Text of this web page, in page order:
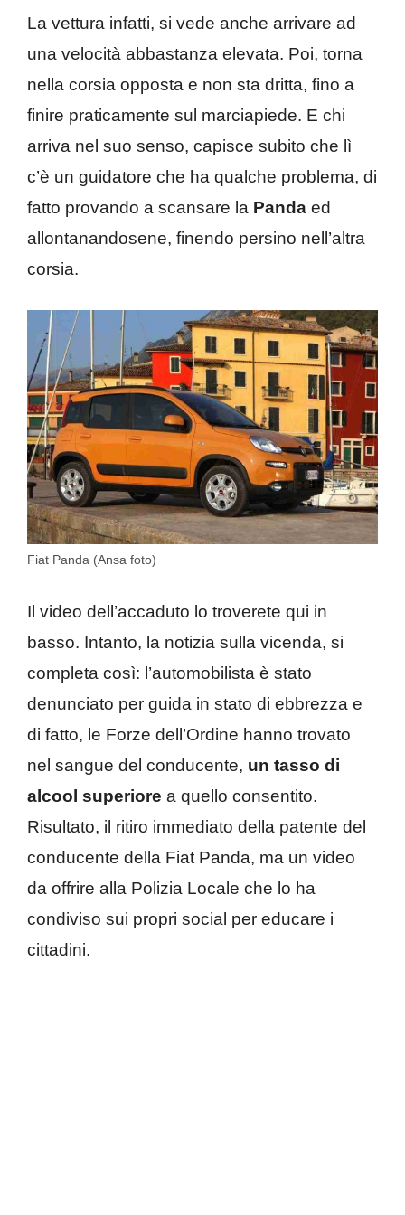
La vettura infatti, si vede anche arrivare ad
una velocità abbastanza elevata. Poi, torna
nella corsia opposta e non sta dritta, fino a
finire praticamente sul marciapiede. E chi
arriva nel suo senso, capisce subito che lì
c’è un guidatore che ha qualche problema, di
fatto provando a scansare la Panda ed
allontanandosene, finendo persino nell’altra
corsia.
Fiat Panda (Ansa foto)
Il video dell’accaduto lo troverete qui in
basso. Intanto, la notizia sulla vicenda, si
completa così: l’automobilista è stato
denunciato per guida in stato di ebbrezza e
di fatto, le Forze dell’Ordine hanno trovato
nel sangue del conducente, un tasso di
alcool superiore a quello consentito.
Risultato, il ritiro immediato della patente del
conducente della Fiat Panda, ma un video
da offrire alla Polizia Locale che lo ha
condiviso sui propri social per educare i
cittadini.